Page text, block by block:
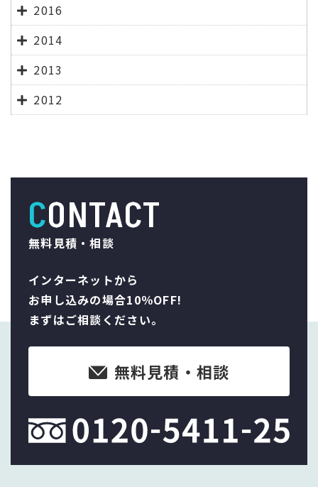
2016
2014
2013
2012
CONTACT
無料見積・相談
インターネットから
お申し込みの場合10％OFF!
まずはご相談ください。
無料見積・相談